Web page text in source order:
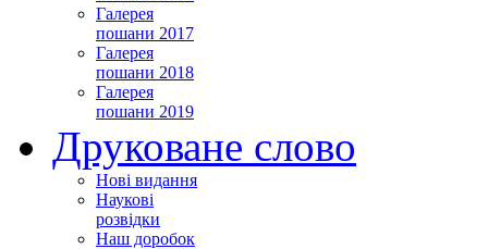
Галерея
пошани 2017
Галерея
пошани 2018
Галерея
пошани 2019
Друковане слово
Нові видання
Наукові
розвідки
Наш доробок